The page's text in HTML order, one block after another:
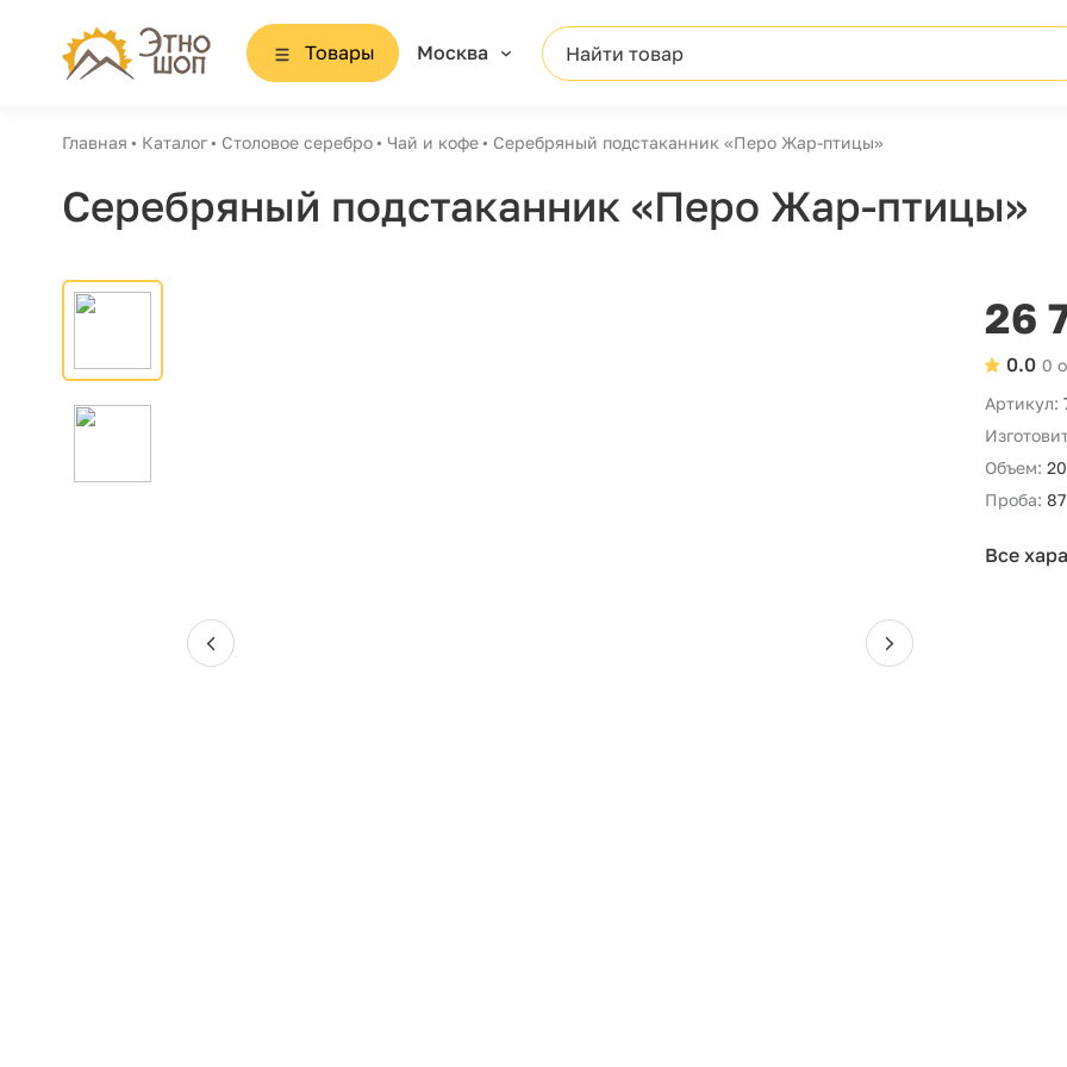
Товары Москва Найти товар
Главная Каталог Столовое серебро Чай и кофе Серебряный подстаканник «Перо Жар-птицы»
Серебряный подстаканник «Перо Жар-птицы»
26
0
0.0
Артикул:
Объем:
Проба:
Все